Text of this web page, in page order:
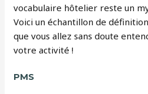
vocabulaire hôtelier reste un
Voici un échantillon de
que vous allez sans doute
votre activité !
PMS